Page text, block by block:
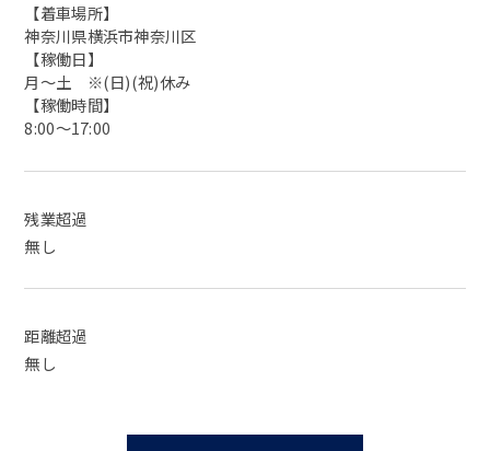
【着車場所】
神奈川県横浜市神奈川区
【稼働日】
月～土 ※(日)(祝)休み
【稼働時間】
8:00～17:00
残業超過
無し
距離超過
無し